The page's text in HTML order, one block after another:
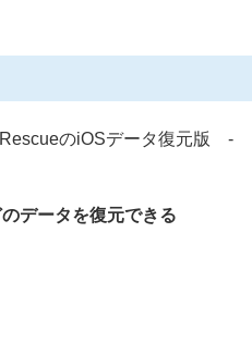
のiOSデータ復元版 -
データを復元できる